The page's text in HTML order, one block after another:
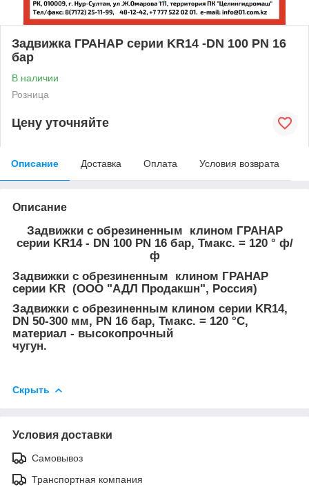
Задвижка ГРАНАР серии KR14 -DN 100 PN 16
бар
В наличии
Розница
Цену уточняйте
Описание Доставка Оплата Условия возврата
Описание
Задвижки с обрезиненным клином ГРАНАР
серии KR14 - DN 100 PN 16 бар, Тмакс. = 120 ° ф/
ф
Задвижки с обрезиненным клином ГРАНАР
серии KR (ООО "АДЛ Продакшн", Россия)
Задвижки с обрезиненным клином серии KR14,
DN 50-300 мм, PN 16 бар, Тмакс. = 120 °С,
материал - высокопрочный
чугун.
Скрыть
Условия доставки
Самовывоз
Транспортная компания